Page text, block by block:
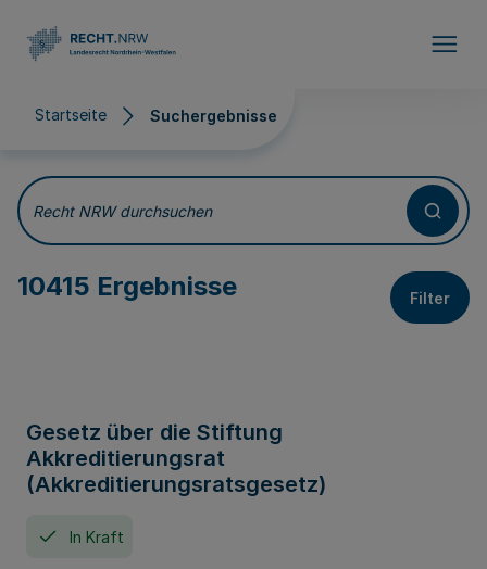
Startseite Suchergebnisse
Suchergebnisse
Recht NRW durchsuchen
10415 Ergebnisse Filter
Gesetz über die Stiftung
Akkreditierungsrat
(Akkreditierungsratsgesetz)
In Kraft